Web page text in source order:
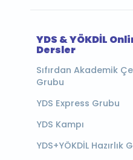
YDS & YÖKDİL
Dersler
Sıfırdan Akademik
Grubu
YDS Express Grubu
YDS Kampı
YDS+YÖKDİL Hazırlık